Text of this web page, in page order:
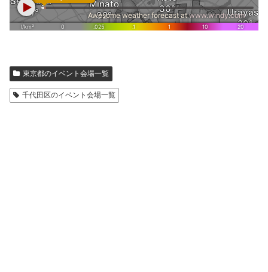
東京都のイベント会場一覧
千代田区のイベント会場一覧